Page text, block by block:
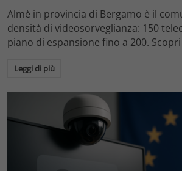
Almè in provincia di Bergamo è il
densità di videosorveglianza: 150
piano di espansione fino a 200.
Leggi di più